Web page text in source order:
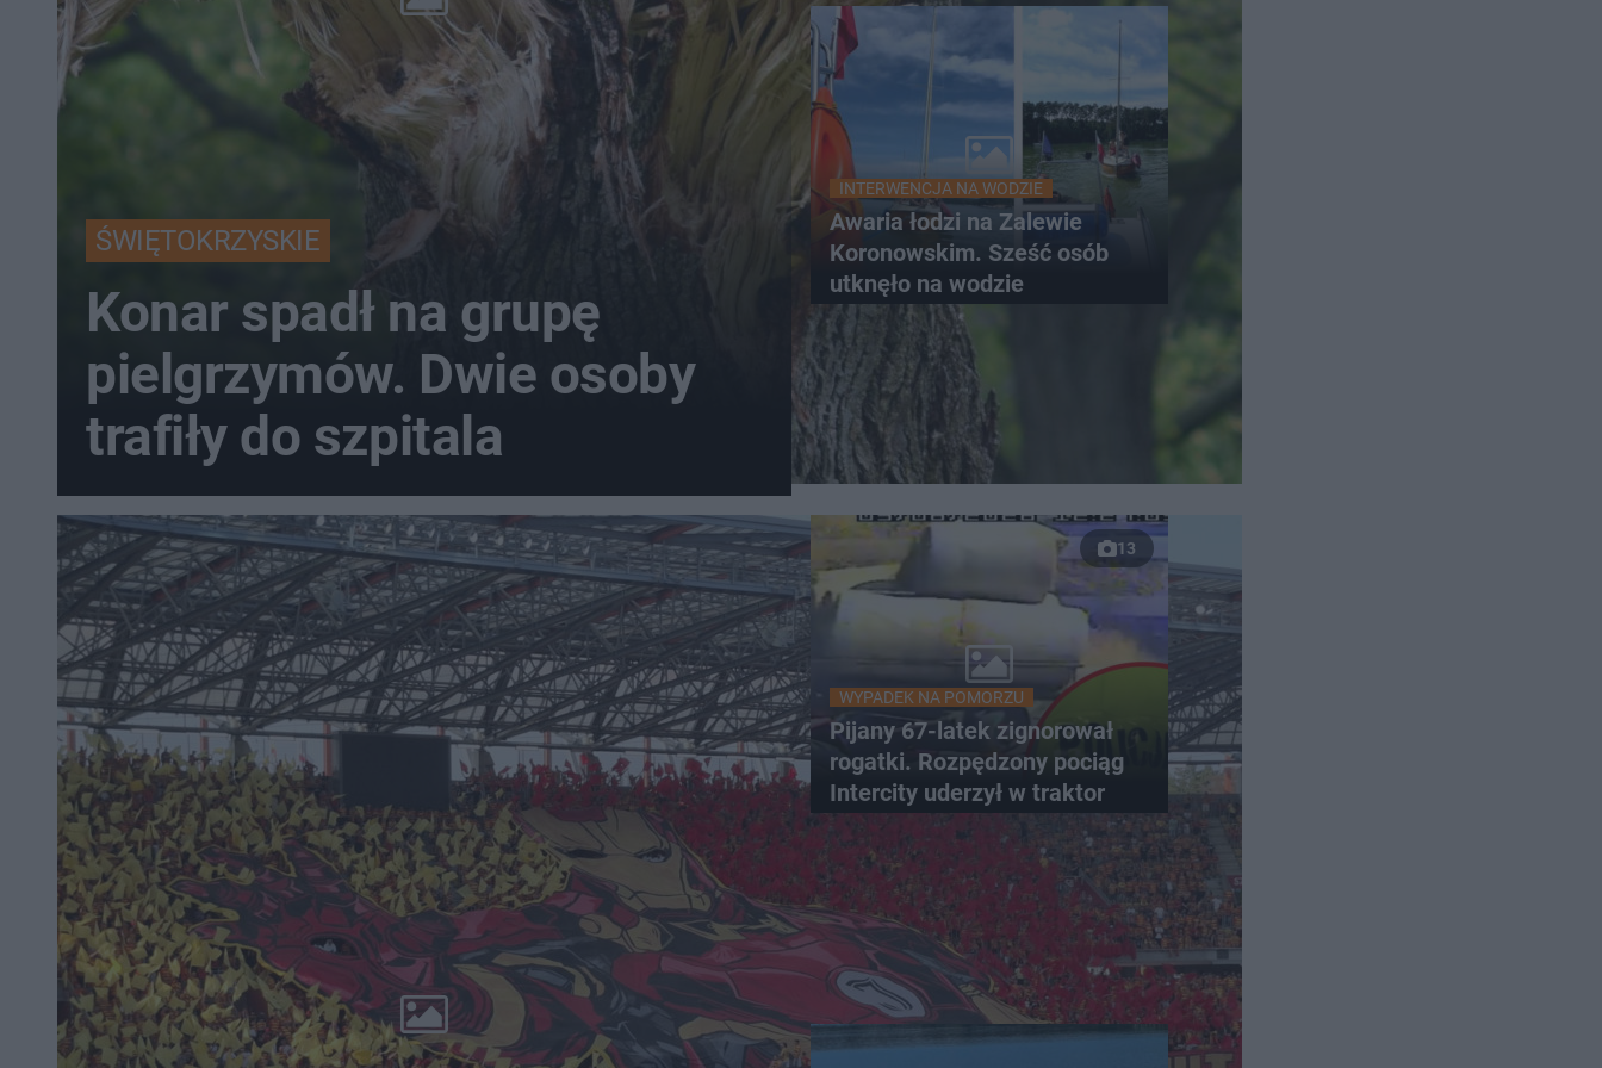
ŚWIĘTOKRZYSKIE
Konar spadł na grupę
pielgrzymów. Dwie osoby
trafiły do szpitala
INTERWENCJA NA WODZIE
Awaria łodzi na Zalewie
Koronowskim. Sześć osób
utknęło na wodzie
13
WYPADEK NA POMORZU
Pijany 67-latek zignorował
rogatki. Rozpędzony pociąg
Intercity uderzył w traktor